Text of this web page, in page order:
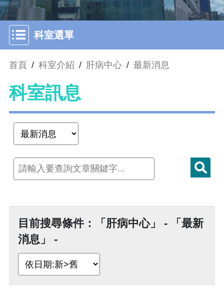
科室選單
首頁 / 科室介紹 / 肝病中心 / 最新消息
科室訊息
目前搜尋條件：「肝病中心」 - 「最新
消息」 -